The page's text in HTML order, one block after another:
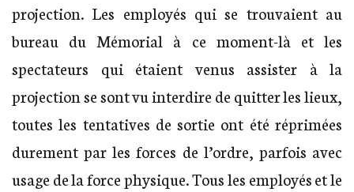
projection. Les employés qui se trouvaient au
bureau du Mémorial à ce moment-là et les
spectateurs qui étaient venus assister à la
projection se sont vu interdire de quitter les lieux,
toutes les tentatives de sortie ont été réprimées
durement par les forces de l’ordre, parfois avec
usage de la force physique. Tous les employés et le